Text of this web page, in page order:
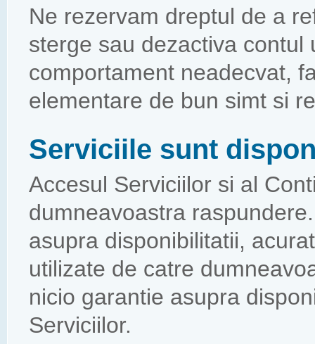
Ne rezervam dreptul de a
sterge sau dezactiva
comportament neadecvat,
elementare de bun simt si
Serviciile sunt
Accesul Serviciilor si al
dumneavoastra
asupra disponibilitatii,
utilizate de catre
nicio garantie asupra
Serviciilor.